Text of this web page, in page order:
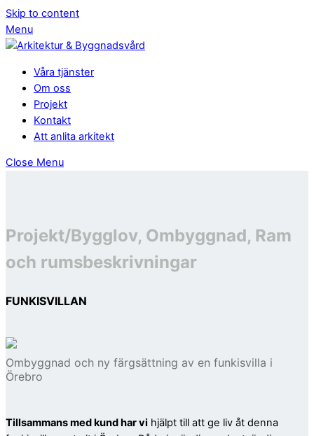
Skip to content
Menu
Våra tjänster
Om oss
Projekt
Kontakt
Att anlita arkitekt
Close Menu
Projekt/Bygglov, Ombyggnad, Ram
och rumsbeskrivningar
FUNKISVILLAN
Ombyggnad och ny färgsättning av en funkisvilla i
Örebro
Tillsammans med kund har vi hjälpt till att ge liv åt denna